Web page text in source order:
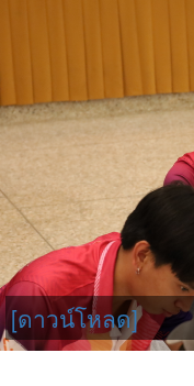
[ดาวน์โหลด]